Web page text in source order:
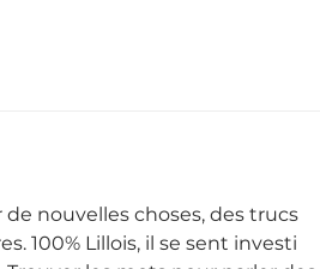
nouvelles choses, des trucs
100% Lillois, il se sent investi